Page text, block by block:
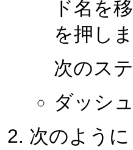
ド名を
を押しま
次のス
ダッシ
次のよう